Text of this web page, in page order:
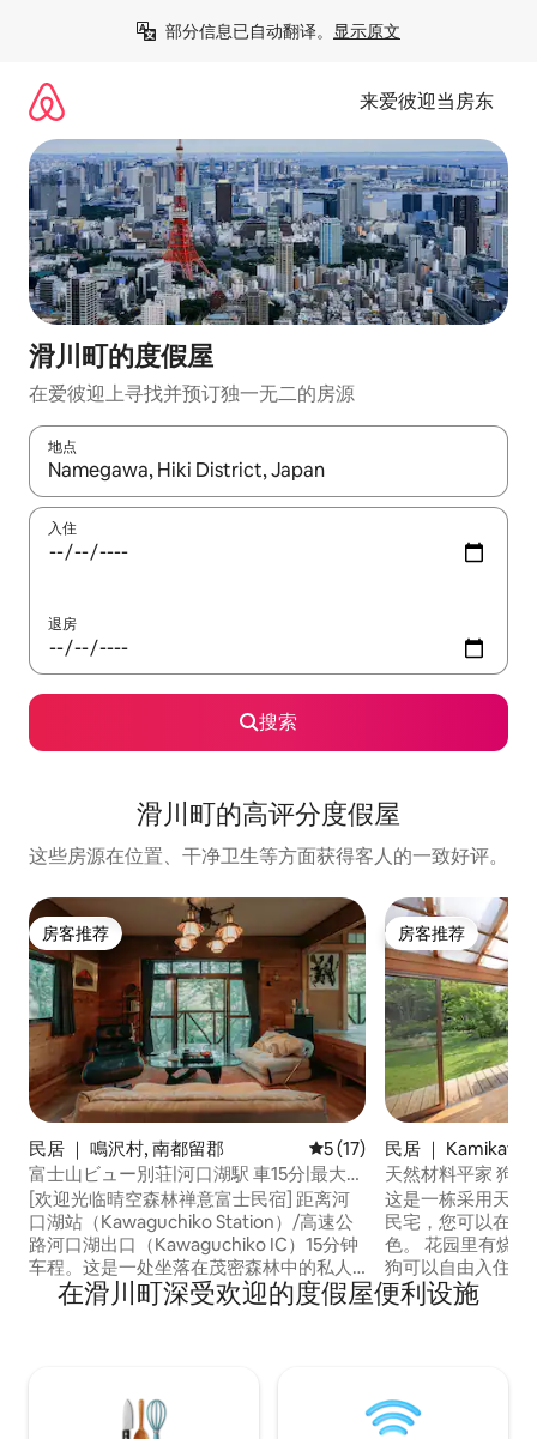
部分信息已自动翻译。 显示原文
来爱彼迎当房东
滑川町的度假屋
在爱彼迎上寻找并预订独一无二的房源
地点
如有搜索结果，请使用上下方向键查看，或通过点击或滑动手势
入住
退房
搜索
滑川町的高评分度假屋
这些房源在位置、干净卫生等方面获得客人的一致好评。
房客推荐
房客推荐
民居 ｜ 鳴沢村, 南都留郡 平均评分 5 分（满分 5 分）
5 (17)
富士山ビュー別荘|河口湖駅 車15分|最大8
名|10ベッド|Sky Forest Zen Fuji
[欢迎光临晴空森林禅意富士民宿] 距离河
口湖站（Kawaguchiko Station）/高速公
路河口湖出口（Kawaguchiko IC）15分钟
车程。这是一处坐落在茂密森林中的私人
住宅，可供私人租用，最多可入住 8 人。
【房源特色】 最引人注目的特色是“日式宁
垫和障子，摆放着一张漂亮的玻璃桌和一
把经典的椅子。 这是一个高品质的房源，
房客推荐
房客推荐
民居 ｜ Kamikawa
天然材料平家 狗狗跑步场 烧烤 篝火 河流
戏水 温泉 连住优惠
这是一栋采用天然
民宅，您可以在每
色。 花园里有烧烤、火和栅栏，因此您的
狗可以自由入住。
明，非常漂亮。
饪美食。（配备齐
保温泉也很方便🚗
丽的河边玩耍！
在滑川町深受欢迎的度假屋便利设施